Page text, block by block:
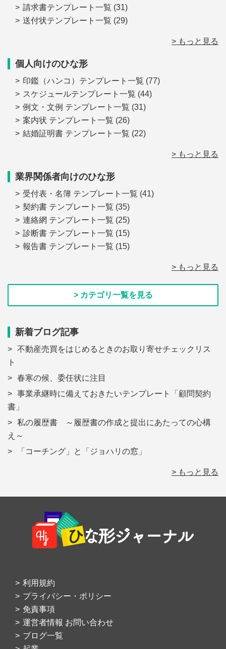
請求書テンプレート一覧 (31)
送付状テンプレート一覧 (29)
> もっと見る
個人向けのひな形
印鑑（ハンコ）テンプレート一覧 (77)
スケジュールテンプレート一覧 (44)
例文・文例 テンプレート一覧 (31)
案内状 テンプレート一覧 (26)
結婚証明書 テンプレート一覧 (22)
> もっと見る
業界関係者向けのひな形
受付表・名簿 テンプレート一覧 (41)
契約書 テンプレート一覧 (35)
連絡網 テンプレート一覧 (25)
診断書 テンプレート一覧 (15)
報告書 テンプレート一覧 (15)
> もっと見る
> カテゴリ一覧を見る
新着ブログ記事
不動産売買をはじめるときのお取り寄せチェックリス
ト
春寒の候、委任状に注目
事業承継時に備えておきたいテンプレート「顧問契約
書」
私の履歴書 ～履歴書の作成と提出にあたっての心構
え～
「コーチング」と「ジョハリの窓」
> もっと見る
Footer
利用規約
プライバシー・ポリシー
免責事項
運営者情報 お問い合わせ
ブログ一覧